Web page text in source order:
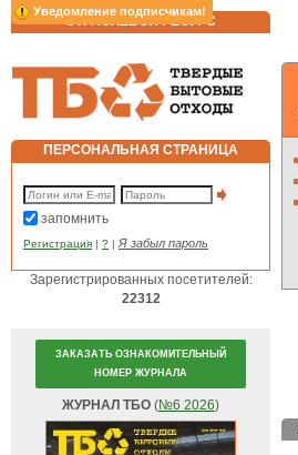
Уведомление подписчикам!
ОТРАСЛЕВОЙ РЕСУРС
ПЕРСОНАЛЬНАЯ СТРАНИЦА
запомнить
Регистрация | ? | Я забыл пароль
Зарегистрированных посетителей:
22312
ЗАКАЗАТЬ ОЗНАКОМИТЕЛЬНЫЙ
НОМЕР ЖУРНАЛА
ЖУРНАЛ ТБО (№6 2026)